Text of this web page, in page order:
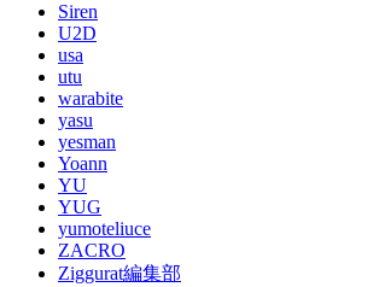
Siren
U2D
usa
utu
warabite
yasu
yesman
Yoann
YU
YUG
yumoteliuce
ZACRO
Ziggurat編集部